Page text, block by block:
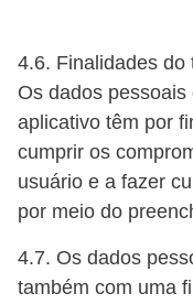
4.6. Finalidades do
Os dados
aplicativo têm por
cumprir os
usuário e a fazer
por meio do
4.7. Os dados
também com uma